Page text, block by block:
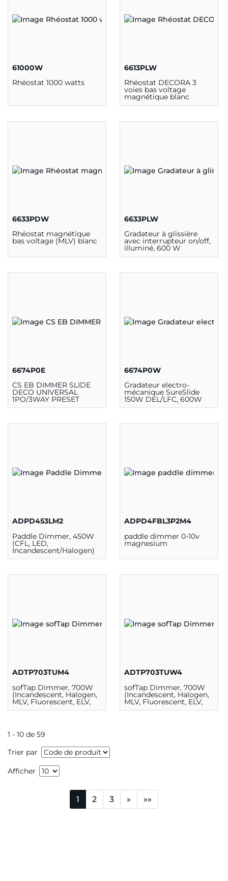
61000W
Rhéostat 1000 watts
6613PLW
Rhéostat DECORA 3
voies bas voltage
magnétique blanc
6633PDW
Rhéostat magnétique
bas voltage (MLV) blanc
6633PLW
Gradateur à glissière
avec interrupteur on/off,
illuminé, 600 W
Incandescent, 120V, 3
6674P0E
CS EB DIMMER SLIDE
DECO UNIVERSAL
1PO/3WAY PRESET
6674P0W
Gradateur electro-
mécanique SureSlide
150W DEL/LFC, 600W
incandescence/halogène,
ADPD453LM2
Paddle Dimmer, 450W
(CFL, LED,
Incandescent/Halogen)
Magésium
ADPD4FBL3P2M4
paddle dimmer 0-10v
magnesium
ADTP703TUM4
sofTap Dimmer, 700W
(Incandescent, Halogen,
MLV, Fluorescent, ELV,
CFL, LED) Magnésium
ADTP703TUW4
sofTap Dimmer, 700W
(Incandescent, Halogen,
MLV, Fluorescent, ELV,
CFL, LED) Blanc
1 - 10 de 59
Trier par
Afficher
1 2 3 » »»